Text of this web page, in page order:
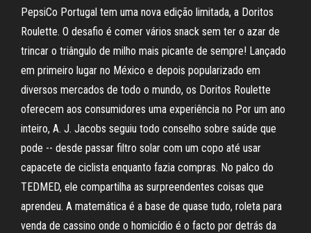
PepsiCo Portugal tem uma nova edição limitada, a Doritos
Roulette. O desafio é comer vários snack sem ter o azar de
trincar o triângulo de milho mais picante de sempre! Lançado
em primeiro lugar no México e depois popularizado em
diversos mercados de todo o mundo, os Doritos Roulette
oferecem aos consumidores uma experiência no Por um ano
inteiro, A. J. Jacobs seguiu todo conselho sobre saúde que
pode -- desde passar filtro solar com um copo até usar
capacete de ciclista enquanto fazia compras. No palco do
TEDMED, ele compartilha as surpreendentes coisas que
aprendeu. A matemática é a base de quase tudo, roleta para
venda de cassino onde o homicídio é o facto por detrás da